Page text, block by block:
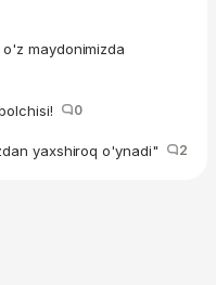
maydonimizda
0
yaxshiroq o'ynadi" 2